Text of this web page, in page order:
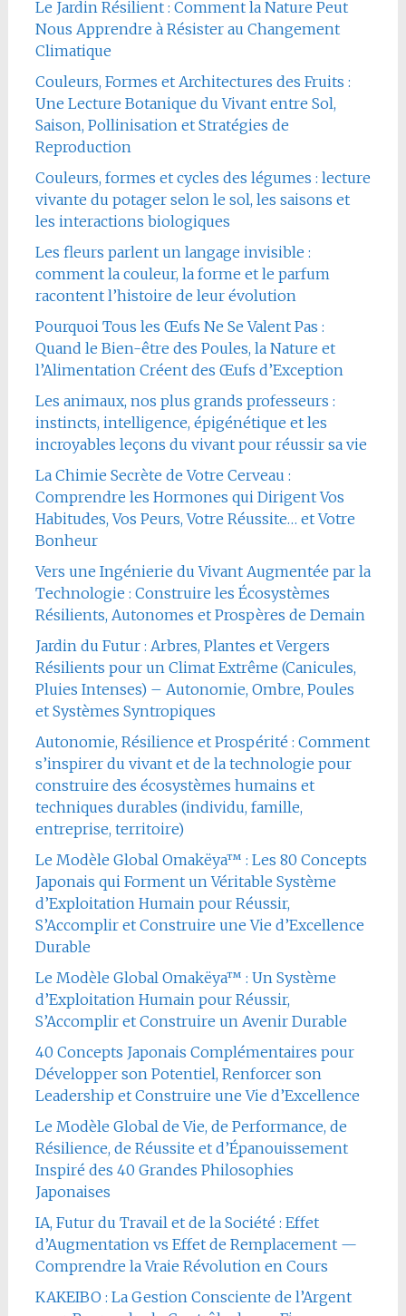
Le Jardin Résilient : Comment la Nature Peut
Nous Apprendre à Résister au Changement
Climatique
Couleurs, Formes et Architectures des Fruits :
Une Lecture Botanique du Vivant entre Sol,
Saison, Pollinisation et Stratégies de
Reproduction
Couleurs, formes et cycles des légumes : lecture
vivante du potager selon le sol, les saisons et
les interactions biologiques
Les fleurs parlent un langage invisible :
comment la couleur, la forme et le parfum
racontent l’histoire de leur évolution
Pourquoi Tous les Œufs Ne Se Valent Pas :
Quand le Bien-être des Poules, la Nature et
l’Alimentation Créent des Œufs d’Exception
Les animaux, nos plus grands professeurs :
instincts, intelligence, épigénétique et les
incroyables leçons du vivant pour réussir sa vie
La Chimie Secrète de Votre Cerveau :
Comprendre les Hormones qui Dirigent Vos
Habitudes, Vos Peurs, Votre Réussite… et Votre
Bonheur
Vers une Ingénierie du Vivant Augmentée par la
Technologie : Construire les Écosystèmes
Résilients, Autonomes et Prospères de Demain
Jardin du Futur : Arbres, Plantes et Vergers
Résilients pour un Climat Extrême (Canicules,
Pluies Intenses) – Autonomie, Ombre, Poules
et Systèmes Syntropiques
Autonomie, Résilience et Prospérité : Comment
s’inspirer du vivant et de la technologie pour
construire des écosystèmes humains et
techniques durables (individu, famille,
entreprise, territoire)
Le Modèle Global Omakëya™ : Les 80 Concepts
Japonais qui Forment un Véritable Système
d’Exploitation Humain pour Réussir,
S’Accomplir et Construire une Vie d’Excellence
Durable
Le Modèle Global Omakëya™ : Un Système
d’Exploitation Humain pour Réussir,
S’Accomplir et Construire un Avenir Durable
40 Concepts Japonais Complémentaires pour
Développer son Potentiel, Renforcer son
Leadership et Construire une Vie d’Excellence
Le Modèle Global de Vie, de Performance, de
Résilience, de Réussite et d’Épanouissement
Inspiré des 40 Grandes Philosophies
Japonaises
IA, Futur du Travail et de la Société : Effet
d’Augmentation vs Effet de Remplacement —
Comprendre la Vraie Révolution en Cours
KAKEIBO : La Gestion Consciente de l’Argent